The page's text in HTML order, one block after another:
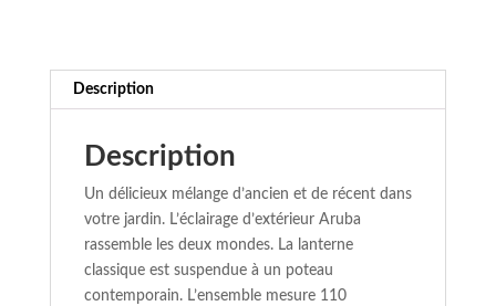
Description
Description
Un délicieux mélange d’ancien et de récent dans
votre jardin. L’éclairage d’extérieur Aruba
rassemble les deux mondes. La lanterne
classique est suspendue à un poteau
contemporain. L’ensemble mesure 110